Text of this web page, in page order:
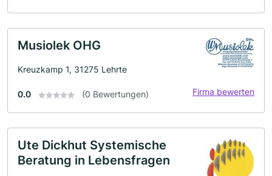
Musiolek OHG
Kreuzkamp 1, 31275 Lehrte
0.0 (0 Bewertungen) Firma bewerten
Ute Dickhut Systemische
Beratung in Lebensfragen